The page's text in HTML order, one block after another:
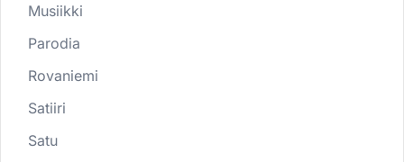
Musiikki
Parodia
Rovaniemi
Satiiri
Satu